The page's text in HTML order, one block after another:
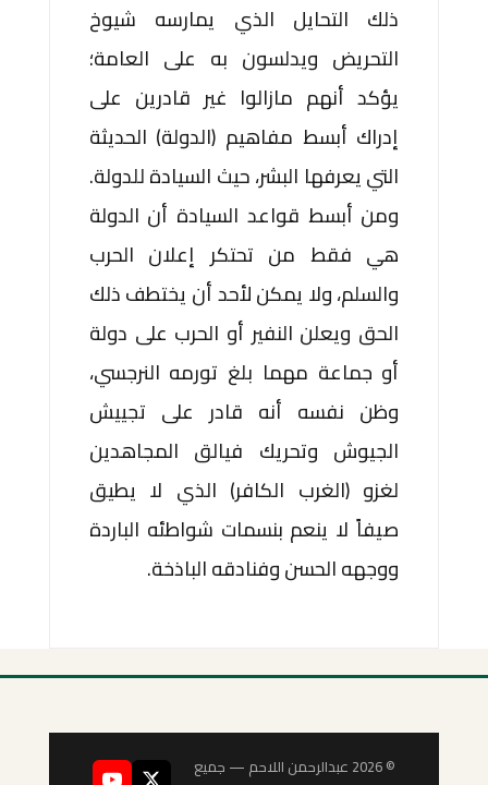
ذلك التحايل الذي يمارسه شيوخ
التحريض ويدلسون به على العامة؛
يؤكد أنهم مازالوا غير قادرين على
إدراك أبسط مفاهيم (الدولة) الحديثة
التي يعرفها البشر، حيث السيادة للدولة.
ومن أبسط قواعد السيادة أن الدولة
هي فقط من تحتكر إعلان الحرب
والسلم، ولا يمكن لأحد أن يختطف ذلك
الحق ويعلن النفير أو الحرب على دولة
أو جماعة مهما بلغ تورمه النرجسي،
وظن نفسه أنه قادر على تجييش
الجيوش وتحريك فيالق المجاهدين
لغزو (الغرب الكافر) الذي لا يطيق
صيفاً لا ينعم بنسمات شواطئه الباردة
ووجهه الحسن وفنادقه الباذخة.
© 2026 عبدالرحمن اللاحم — جميع